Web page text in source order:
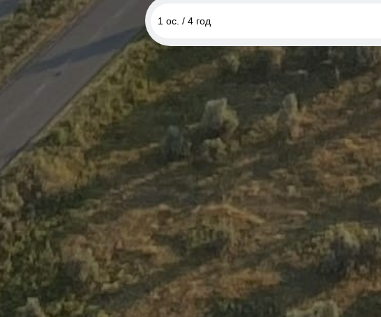
1 ос. / 4 год
2 ос. / 4 год
1 ос. / 4 год
3 ос. / 4 год
4 ос. / 4 год
5 ос. / 4 год